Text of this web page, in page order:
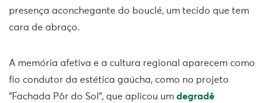
presença aconchegante do bouclé, um tecido que tem
cara de abraço.
A memória afetiva e a cultura regional aparecem como
fio condutor da estética gaúcha, como no projeto
“Fachada Pôr do Sol”, que aplicou um degradê